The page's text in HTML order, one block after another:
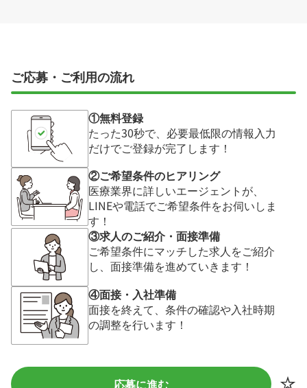
ご応募・ご利用の流れ
①無料登録
たった30秒で、必要最低限の情報入力
だけでご登録が完了します！
②ご希望条件のヒアリング
医療業界に詳しいエージェントが、
LINEや電話でご希望条件をお伺いしま
す！
③求人のご紹介・面接準備
ご希望条件にマッチした求人をご紹介
し、面接準備を進めていきます！
④面接・入社準備
面接を終えて、条件の確認や入社時期
の調整を行います！
応募に進む